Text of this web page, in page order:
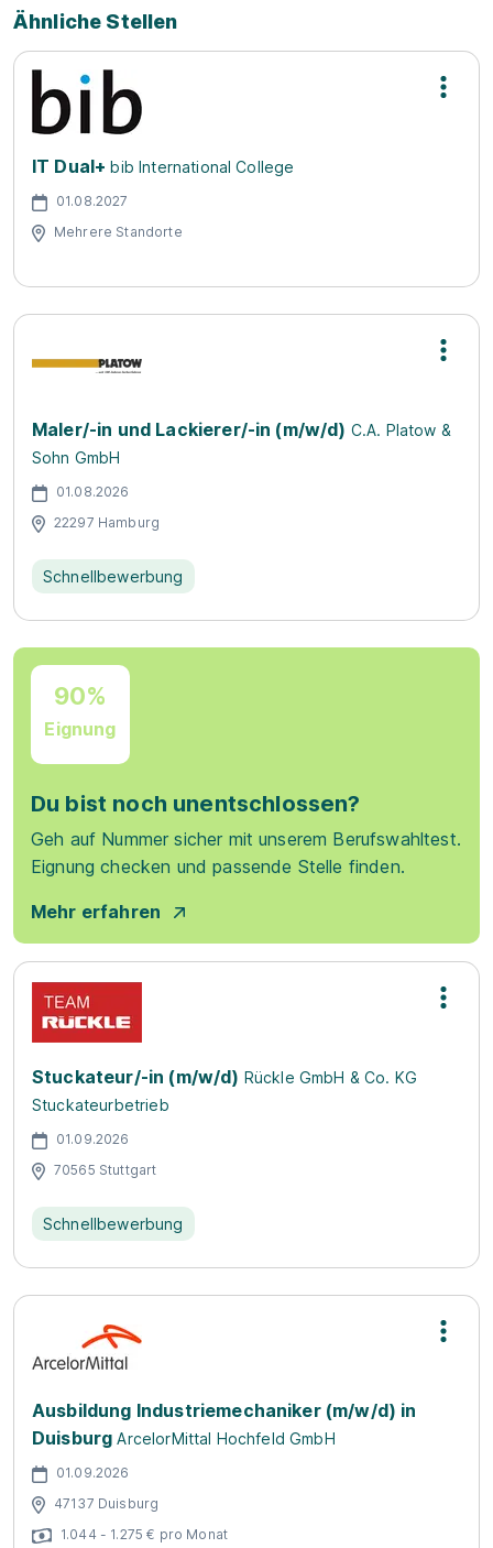
Ähnliche Stellen
IT Dual+ bib International College
01.08.2027
Mehrere Standorte
Maler/-in und Lackierer/-in (m/w/d) C.A. Platow &
Sohn GmbH
01.08.2026
22297 Hamburg
Schnellbewerbung
90%
Eignung
Du bist noch unentschlossen?
Geh auf Nummer sicher mit unserem Berufswahltest.
Eignung checken und passende Stelle finden.
Mehr erfahren
Stuckateur/-in (m/w/d) Rückle GmbH & Co. KG
Stuckateurbetrieb
01.09.2026
70565 Stuttgart
Schnellbewerbung
Ausbildung Industriemechaniker (m/w/d) in
Duisburg ArcelorMittal Hochfeld GmbH
01.09.2026
47137 Duisburg
1.044 - 1.275 € pro Monat